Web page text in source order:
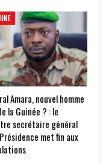
Amara, nouvel homme
la Guinée ? : le
secrétaire général
met fin aux